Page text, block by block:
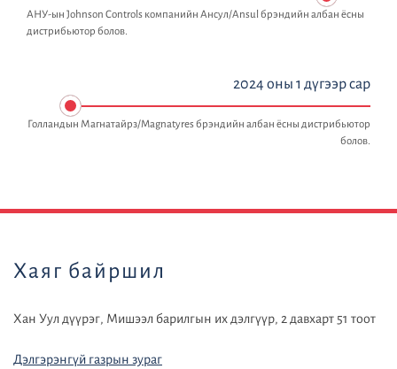
АНУ-ын Johnson Controls компанийн Ансул/Ansul брэндийн албан ёсны
дистрибьютор болов.
2024 оны 1 дүгээр сар
Голландын Магнатайрз/Magnatyres брэндийн албан ёсны дистрибьютор
болов.
Хаяг байршил
Хан Уул дүүрэг, Мишээл барилгын их дэлгүүр, 2 давхарт 51 тоот
Дэлгэрэнгүй газрын зураг